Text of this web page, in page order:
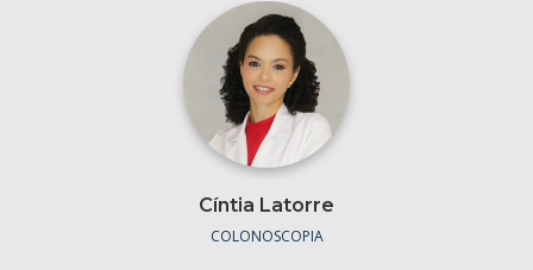
Cíntia Latorre
COLONOSCOPIA